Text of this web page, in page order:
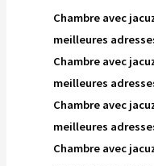
Chambre avec
meilleures
Chambre avec
meilleures
Chambre avec
meilleures
Chambre avec